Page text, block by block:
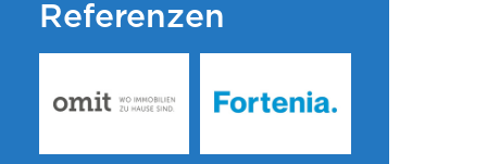
Referenzen